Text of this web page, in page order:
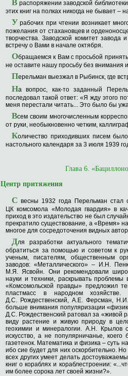
В распоряжении заводской
этих книг на полках никогда не бывает –
У рабочих при чтении возникает
пожелания от стахановцев и
творчества. Заводской комитет
встречу о Вами в начале октября.
Обращаемся к Вам с просьбой
не оставите нашу просьбу без внимания
Перельман выезжал в Рыбинск, где
На вопрос, как-то заданный
последовал такой ответ: «Я жду этого
меня перестали читать... Это было бы
Всем своим многочисленным
от руки, необыкновенно четким,
Количество приходивших писем
настольного календаря за 3 июля 1939
Глава 6.
Центр притяжения
С весны 1932 года Перельман стал
ЦК комсомола «Молодая гвардия» в
приход в это издательство не был
прекратило существование, а «Время»
многое для сосредоточения видных
Для разработки актуального
обратиться за помощью и советом к
ученым, писателям, общественным
заводов: «Металлического» – И.Н.
М.Я. Ясвойн. Они рекомендовали
науки и техники, раскрывать
«Комсомольской правды» предложил
пластмасс в народном
Д.С. Рождественский, А.Е. Ферсман,
больше внимания популяризации
Д.С. Рождественский ратовал за «живой
виду растение и живую природу в
геохимии и минералогии. А.Н. Крылов
искусство, а не популярничанье,
газетенок. Математика и физика – суть
ибо сие будет для них оскорбительно.
всех других умеет делать
книг о кораблях и кораблестроении:
им более сорока лет своей жизни?».